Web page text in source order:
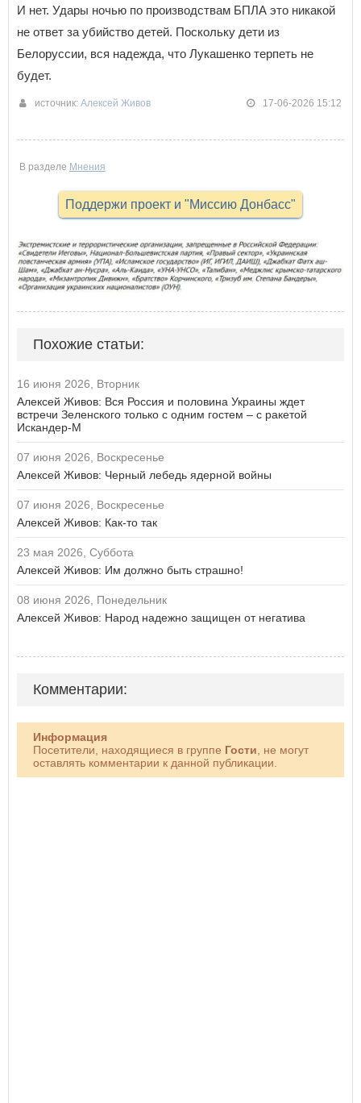
И нет. Удары ночью по производствам БПЛА это никакой
не ответ за убийство детей. Поскольку дети из
Белоруссии, вся надежда, что Лукашенко терпеть не
будет.
источник: Алексей Живов 17-06-2026 15:12
В разделе Мнения
Поддержи проект и "Миссию Донбасс"
Похожие статьи:
16 июня 2026, Вторник
Алексей Живов: Вся Россия и половина Украины ждет
встречи Зеленского только с одним гостем – с ракетой
Искандер-М
07 июня 2026, Воскресенье
Алексей Живов: Черный лебедь ядерной войны
07 июня 2026, Воскресенье
Алексей Живов: Как-то так
23 мая 2026, Суббота
Алексей Живов: Им должно быть страшно!
08 июня 2026, Понедельник
Алексей Живов: Народ надежно защищен от негатива
Комментарии:
Информация
Посетители, находящиеся в группе Гости , не могут
оставлять комментарии к данной публикации.